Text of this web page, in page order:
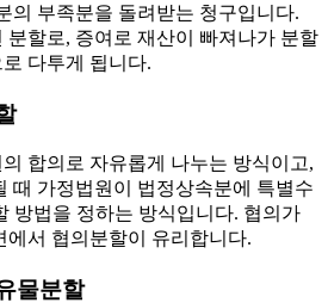
의 부족분을 돌려받는 청구입니다.
분할로, 증여로 재산이 빠져나가 분할
다투게 됩니다.
합의로 자유롭게 나누는 방식이고,
때 가정법원이 법정상속분에 특별수
방법을 정하는 방식입니다. 협의가
에서 협의분할이 유리합니다.
물분할